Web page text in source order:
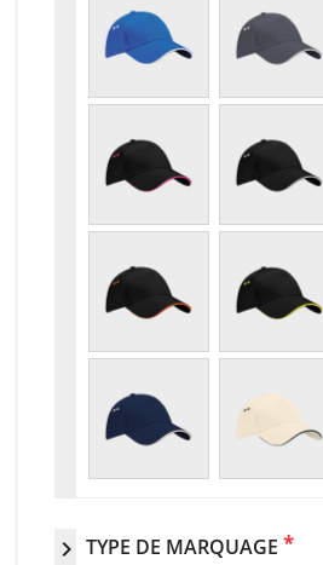
chevron_right TYPE DE MARQUAGE *